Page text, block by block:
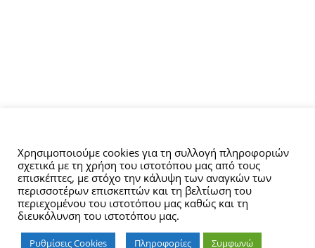
Χρησιμοποιούμε cookies για τη συλλογή πληροφοριών
σχετικά με τη χρήση του ιστοτόπου μας από τους
επισκέπτες, με στόχο την κάλυψη των αναγκών των
περισσοτέρων επισκεπτών και τη βελτίωση του
περιεχομένου του ιστοτόπου μας καθώς και τη
διευκόλυνση του ιστοτόπου μας.
Ρυθμίσεις Cookies Πληροφορίες Συμφωνώ